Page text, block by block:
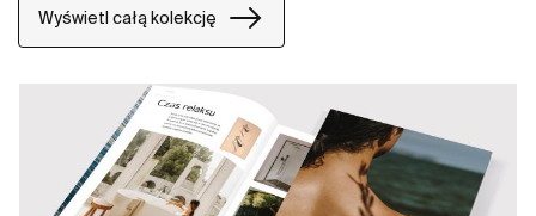
innymi umywalki Gap, miski WC Gap, deski WC i bidety
Gap.
Wyświetl całą kolekcję